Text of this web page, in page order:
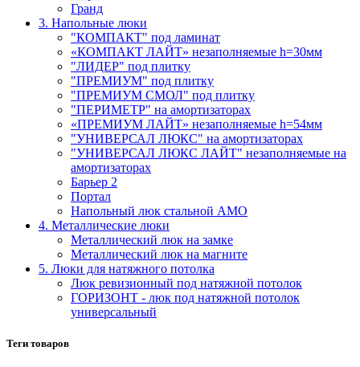
Гранд
3. Напольные люки
"КОМПАКТ" под ламинат
«КОМПАКТ ЛАЙТ» незаполняемые h=30мм
"ЛИДЕР" под плитку
"ПРЕМИУМ" под плитку
"ПРЕМИУМ СМОЛ" под плитку
"ПЕРИМЕТР" на амортизаторах
«ПРЕМИУМ ЛАЙТ» незаполняемые h=54мм
"УНИВЕРСАЛ ЛЮКС" на амортизаторах
"УНИВЕРСАЛ ЛЮКС ЛАЙТ" незаполняемые на
амортизаторах
Барьер 2
Портал
Напольный люк стальной АМО
4. Металлические люки
Металлический люк на замке
Металлический люк на магните
5. Люки для натяжного потолка
Люк ревизионный под натяжной потолок
ГОРИЗОНТ - люк под натяжной потолок
универсальный
Теги товаров